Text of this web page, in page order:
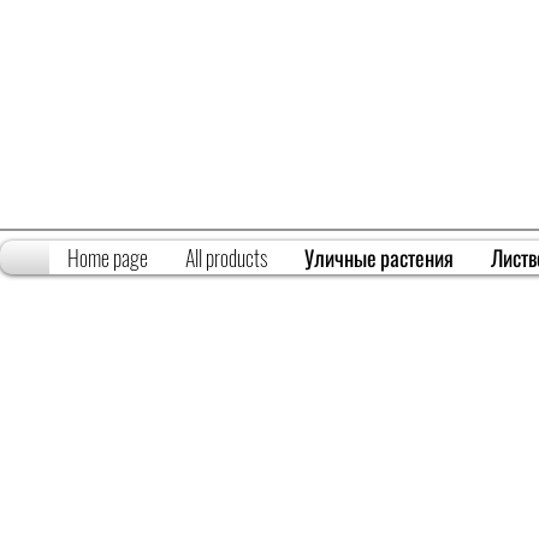
Home page All products Уличные растения